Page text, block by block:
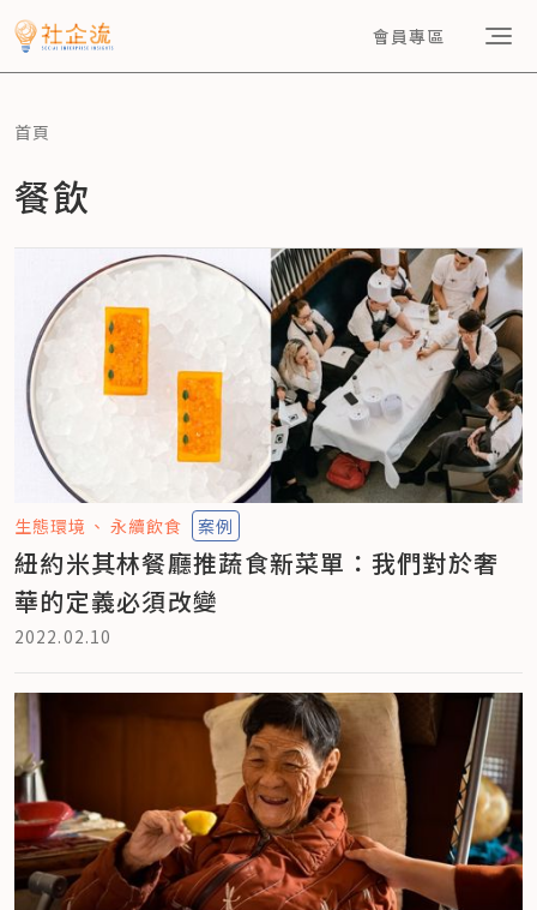
會員專區
首頁
餐飲
生態環境 永續飲食 案例
紐約米其林餐廳推蔬食新菜單：我們對於奢
華的定義必須改變
2022.02.10